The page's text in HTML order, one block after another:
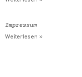
Impressum
Weiterlesen »